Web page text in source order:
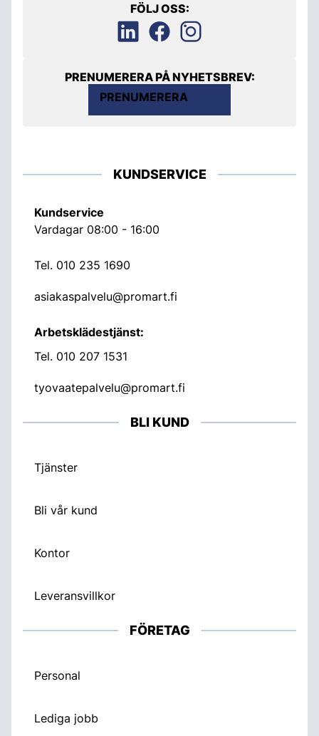
FÖLJ OSS:
PRENUMERERA PÅ NYHETSBREV:
PRENUMERERA
KUNDSERVICE
Kundservice
Vardagar 08:00 - 16:00
Tel. 010 235 1690
asiakaspalvelu@promart.fi
Arbetsklädestjänst:
Tel. 010 207 1531
tyovaatepalvelu@promart.fi
BLI KUND
Tjänster
Bli vår kund
Kontor
Leveransvillkor
FÖRETAG
Personal
Lediga jobb